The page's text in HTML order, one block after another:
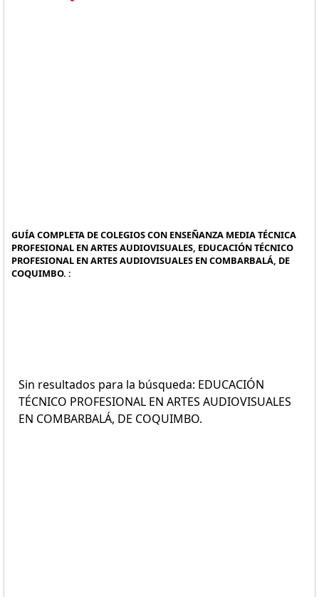
GUÍA COMPLETA DE COLEGIOS CON ENSEÑANZA MEDIA TÉCNICA
PROFESIONAL EN ARTES AUDIOVISUALES, EDUCACIÓN TÉCNICO
PROFESIONAL EN ARTES AUDIOVISUALES EN COMBARBALÁ, DE
COQUIMBO. :
Sin resultados para la búsqueda: EDUCACIÓN
TÉCNICO PROFESIONAL EN ARTES AUDIOVISUALES
EN COMBARBALÁ, DE COQUIMBO.